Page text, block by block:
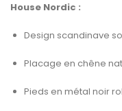
House Nordic :
Design scandinave
Placage en chêne
Pieds en métal noir